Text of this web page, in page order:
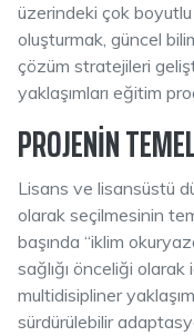
üzerindeki çok boyutlu
oluşturmak, güncel
çözüm stratejileri
yaklaşımları eğitim
PROJENIN
Lisans ve lisansüstü
olarak seçilmesinin
başında “iklim
sağlığı önceliği
multidisipliner
sürdürülebilir